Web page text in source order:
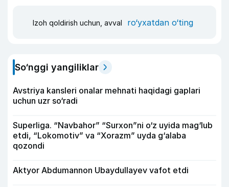
Izoh qoldirish uchun, avval ro‘yxatdan o‘ting
So‘nggi yangiliklar
Avstriya kansleri onalar mehnati haqidagi gaplari
uchun uzr so‘radi
Superliga. “Navbahor” “Surxon”ni o‘z uyida mag‘lub
etdi, “Lokomotiv” va “Xorazm” uyda g‘alaba
qozondi
Aktyor Abdu­mannon Ubaydullayev vafot etdi